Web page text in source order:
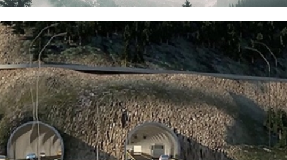
yaşamını yitirdi, yan
yana defnedildi
kişi